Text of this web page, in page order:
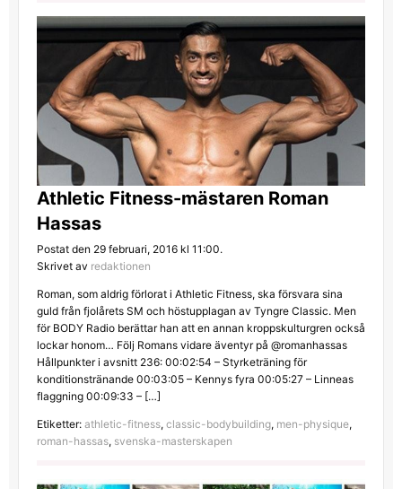
Athletic Fitness-mästaren Roman
Hassas
Postat den 29 februari, 2016 kl 11:00.
Skrivet av redaktionen
Roman, som aldrig förlorat i Athletic Fitness, ska försvara sina
guld från fjolårets SM och höstupplagan av Tyngre Classic. Men
för BODY Radio berättar han att en annan kroppskulturgren också
lockar honom… Följ Romans vidare äventyr på @romanhassas
Hållpunkter i avsnitt 236: 00:02:54 – Styrketräning för
konditionstränande 00:03:05 – Kennys fyra 00:05:27 – Linneas
flaggning 00:09:33 – […]
Etiketter: athletic-fitness, classic-bodybuilding, men-physique,
roman-hassas, svenska-masterskapen